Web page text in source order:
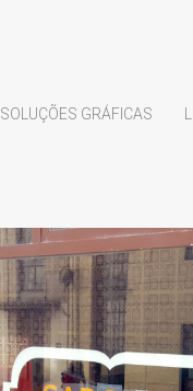
SOLUÇÕES GRÁFICAS